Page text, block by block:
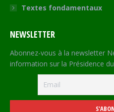
Textes fondamentaux
NEWSLETTER
Abonnez-vous à la newsletter
information sur la Présidence